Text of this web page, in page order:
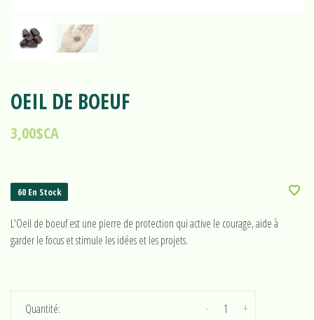
OEIL DE BOEUF
3,00$CA
60 En Stock
L'Oeil de boeuf est une pierre de protection qui active le courage, aide à
garder le focus et stimule les idées et les projets.
Quantité: +
-